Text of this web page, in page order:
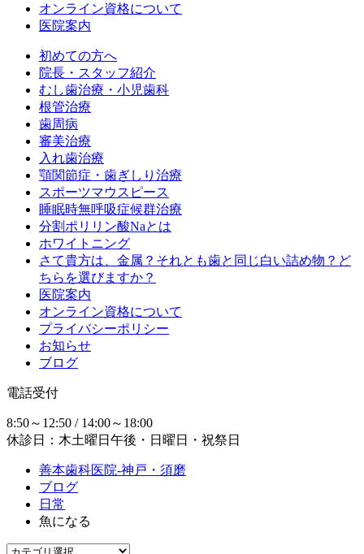
オンライン資格について
医院案内
初めての方へ
院長・スタッフ紹介
むし歯治療・小児歯科
根管治療
歯周病
審美治療
入れ歯治療
顎関節症・歯ぎしり治療
スポーツマウスピース
睡眠時無呼吸症候群治療
分割ポリリン酸Naとは
ホワイトニング
さて貴方は、金属？それとも歯と同じ白い詰め物？ど
ちらを選びますか？
医院案内
オンライン資格について
プライバシーポリシー
お知らせ
ブログ
電話受付
8:50～12:50 / 14:00～18:00
休診日：木土曜日午後・日曜日・祝祭日
善本歯科医院-神戸・須磨
ブログ
日常
魚になる